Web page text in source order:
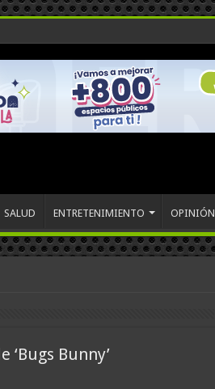
SALUD ENTRETENIMIENTO OPINIÓN
‘Bugs Bunny’